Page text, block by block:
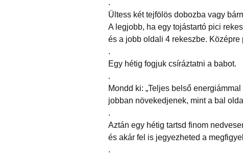
.
Ültess két tejfölös dobozba vagy
A legjobb, ha egy tojástartó pici
és a jobb oldali 4 rekeszbe. Középre
.
Egy hétig fogjuk csíráztatni a babot.
.
Mondd ki: „Teljes belső
jobban növekedjenek, mint a bal
.
Aztán egy hétig tartsd finom
és akár fel is jegyezheted a
.